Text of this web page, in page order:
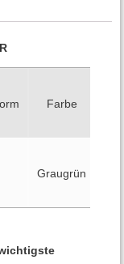
Farbe
Graugrün